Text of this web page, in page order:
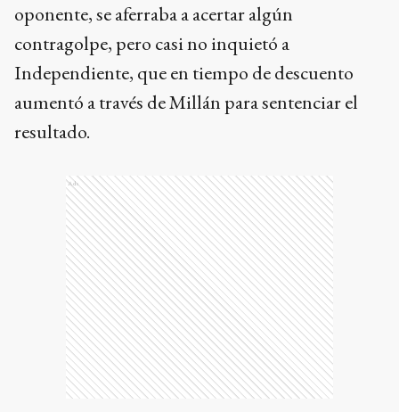
oponente, se aferraba a acertar algún
contragolpe, pero casi no inquietó a
Independiente, que en tiempo de descuento
aumentó a través de Millán para sentenciar el
resultado.
Ads